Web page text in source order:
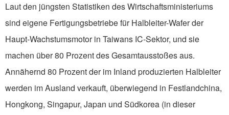
Laut den jüngsten Statistiken des Wirtschaftsministeriums
sind eigene Fertigungsbetriebe für Halbleiter-Wafer der
Haupt-Wachstumsmotor in Taiwans IC-Sektor, und sie
machen über 80 Prozent des Gesamtausstoßes aus.
Annähernd 80 Prozent der im Inland produzierten Halbleiter
werden im Ausland verkauft, überwiegend in Festlandchina,
Hongkong, Singapur, Japan und Südkorea (in dieser